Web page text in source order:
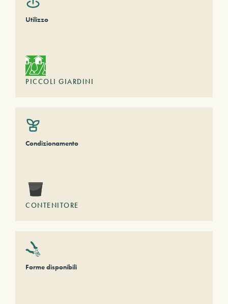
Utilizzo
PICCOLI GIARDINI
Condizionamento
CONTENITORE
Forme disponibili